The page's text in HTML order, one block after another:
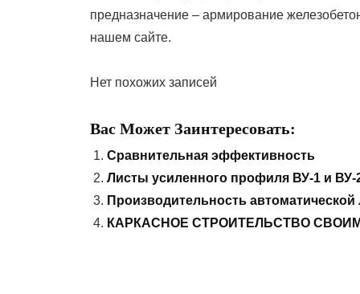
предназначение – армирование
нашем сайте.
Нет похожих записей
Вас Может Заинтересовать:
Сравнительная эффективность
Листы усиленного профиля ВУ-1 и ВУ-
Производительность автоматической
КАРКАСНОЕ СТРОИТЕЛЬСТВО